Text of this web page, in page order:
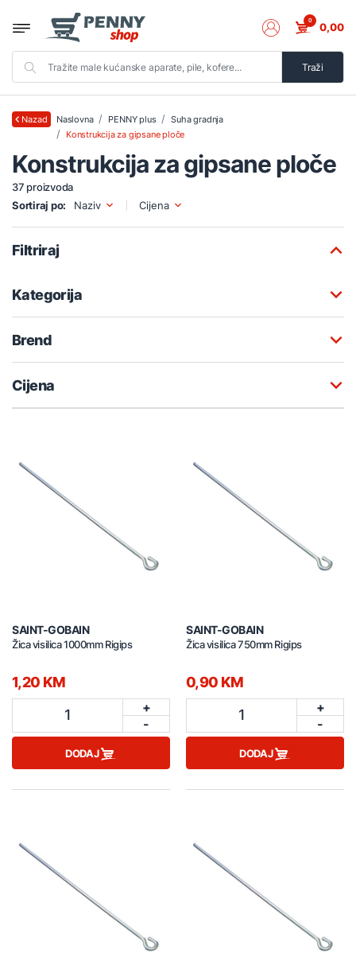
Traži
0 0,00
Nazad Naslovna PENNY plus
Suha gradnja
Konstrukcija za gipsane ploče
Konstrukcija za gipsane ploče
37 proizvoda
Sortiraj po:
Naziv Cijena
Filtriraj
Kategorija
Brend
Cijena
SAINT-GOBAIN
Žica visilica 1000mm Rigips
1,20 KM
1
+
-
DODAJ
SAINT-GOBAIN
Žica visilica 750mm Rigips
0,90 KM
1
+
-
DODAJ